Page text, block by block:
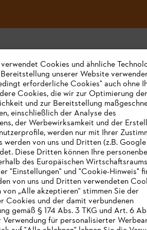
Unternehmen
Über uns
Katalog zum Download
STIHL Hinweisgebersystem
Presse
STIHL Corporate
Cookies und ähnliche
unserer Website
erforderliche Cookies" auch ohne
Cookies, die wir zur Optimierung der
und zur Bereitstellung
einschließlich der Analyse des
der Werbewirksamkeit und der
werden nur mit Ihrer
werden von uns und Dritten (z.B.
Diese Dritten können Ihre
des Europäischen Wirtschaftsraums
"Einstellungen" und "Cookie-Hinweis"
von uns und Dritten verwendeten
„Alle akzeptieren“ stimmen Sie der
Cookies und der damit verbundenen
gemäß § 174 Abs. 3 TKG und Art. 6
Verwendung für personalisierter